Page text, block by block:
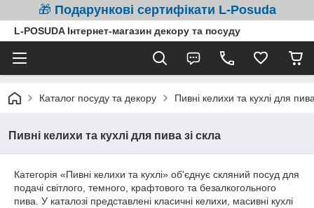
🎁 Подарункові сертифікати L-Posuda
L-POSUDA Інтернет-магазин декору та посуду
Каталог посуду та декору Пивні келихи та кухлі для
Пивні келихи та кухлі для пива зі скла
Категорія «Пивні келихи та кухлі» об'єднує скляний посуд для
подачі світлого, темного, крафтового та безалкогольного
пива. У каталозі представлені класичні келихи, масивні кухлі